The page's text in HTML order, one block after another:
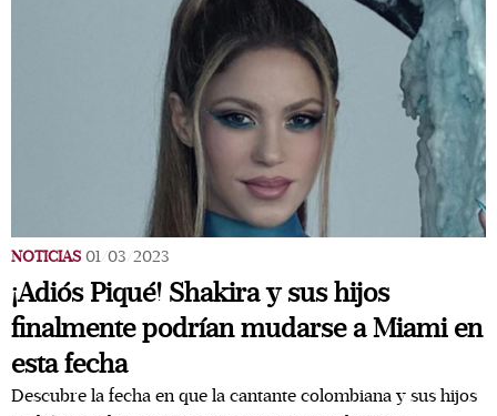
NOTICIAS 01/03/2023
¡Adiós Piqué! Shakira y sus hijos
finalmente podrían mudarse a Miami en
esta fecha
Descubre la fecha en que la cantante colombiana y sus hijos